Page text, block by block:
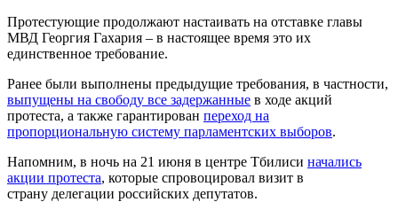
Протестующие продолжают настаивать на отставке главы
МВД Георгия Гахария – в настоящее время это их
единственное требование.
Ранее были выполнены предыдущие требования, в частности,
выпущены на свободу все задержанные в ходе акций
протеста, а также гарантирован переход на
пропорциональную систему парламентских выборов.
Напомним, в ночь на 21 июня в центре Тбилиси начались
акции протеста, которые спровоцировал визит в
страну делегации российских депутатов.